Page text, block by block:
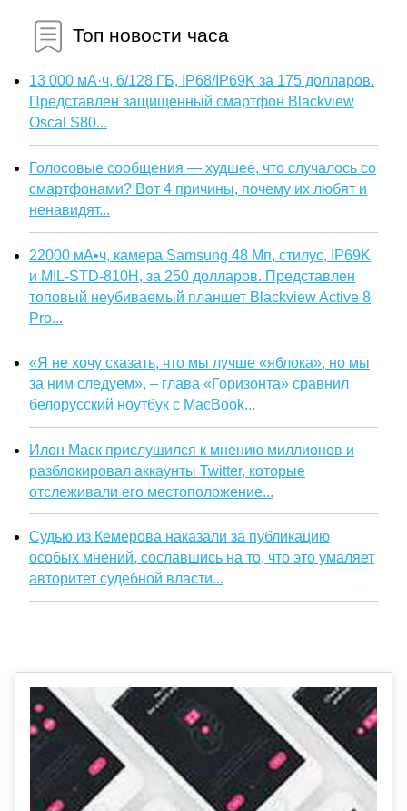
Топ новости часа
13 000 мА·ч, 6/128 ГБ, IP68/IP69K за 175 долларов.
Представлен защищенный смартфон Blackview
Oscal S80...
Голосовые сообщения — худшее, что случалось со
смартфонами? Вот 4 причины, почему их любят и
ненавидят...
22000 мА•ч, камера Samsung 48 Мп, стилус, IP69K
и MIL-STD-810H, за 250 долларов. Представлен
топовый неубиваемый планшет Blackview Active 8
Pro...
«Я не хочу сказать, что мы лучше «яблока», но мы
за ним следуем», – глава «Горизонта» сравнил
белорусский ноутбук с MacBook...
Илон Маск прислушился к мнению миллионов и
разблокировал аккаунты Twitter, которые
отслеживали его местоположение...
Судью из Кемерова наказали за публикацию
особых мнений, сославшись на то, что это умаляет
авторитет судебной власти...